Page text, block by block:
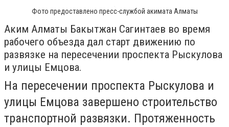
Фото предоставлено пресс-службой акимата Алматы
Аким Алматы Бакытжан Сагинтаев во время
рабочего объезда дал старт движению по
развязке на пересечении проспекта Рыскулова
и улицы Емцова.
На пересечении проспекта Рыскулова и
улицы Емцова завершено строительство
транспортной развязки. Протяженность